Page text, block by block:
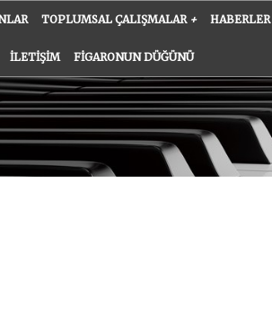
TOPLUMSAL ÇALIŞMALAR + HABERLER
İLETIŞIM FIGARONUN DÜĞÜNÜ